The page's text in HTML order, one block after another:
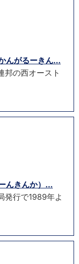
んがるーきん...
邦の西オースト
んきんか）...
発行で1989年よ